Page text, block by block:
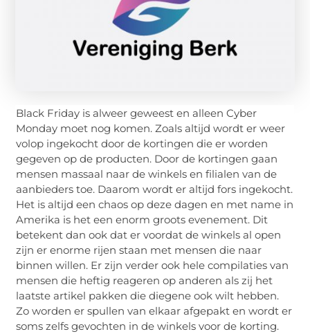
Black Friday is alweer geweest en alleen Cyber
Monday moet nog komen. Zoals altijd wordt er weer
volop ingekocht door de kortingen die er worden
gegeven op de producten. Door de kortingen gaan
mensen massaal naar de winkels en filialen van de
aanbieders toe. Daarom wordt er altijd fors ingekocht.
Het is altijd een chaos op deze dagen en met name in
Amerika is het een enorm groots evenement. Dit
betekent dan ook dat er voordat de winkels al open
zijn er enorme rijen staan met mensen die naar
binnen willen. Er zijn verder ook hele compilaties van
mensen die heftig reageren op anderen als zij het
laatste artikel pakken die diegene ook wilt hebben.
Zo worden er spullen van elkaar afgepakt en wordt er
soms zelfs gevochten in de winkels voor de korting.